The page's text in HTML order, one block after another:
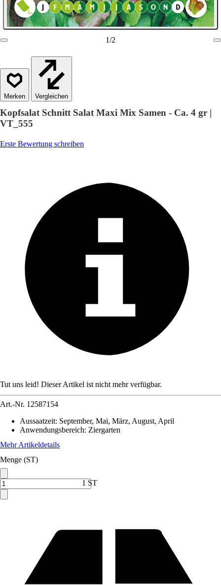
1/2
Vergleichen
Kopfsalat Schnitt Salat Maxi Mix Samen - Ca. 4 gr |
VT_555
Erste Bewertung schreiben
Tut uns leid! Dieser Artikel ist nicht mehr verfügbar.
Art.-Nr. 12587154
Aussaatzeit: September, Mai, März, August, April
Anwendungsbereich: Ziergarten
Mehr Artikeldetails
Menge (ST)
1 ST